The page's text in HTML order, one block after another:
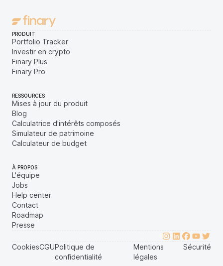
PRODUIT
Portfolio Tracker
Investir en crypto
Finary Plus
Finary Pro
RESSOURCES
Mises à jour du produit
Blog
Calculatrice d'intérêts composés
Simulateur de patrimoine
Calculateur de budget
À PROPOS
L'équipe
Jobs
Help center
Contact
Roadmap
Presse
CookiesCGUPolitique de
confidentialité
Mentions
légales
Sécurité